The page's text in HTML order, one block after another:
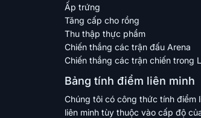
Ấp trứng
Tăng cấp cho rồng
Thu thập thực phẩm
Chiến thắng các trận đấu Arena
Chiến thắng các trận chiến trong
Bảng tính điểm liên minh
Chúng tôi có công thức tính điểm
liên minh tùy thuộc vào cấp độ